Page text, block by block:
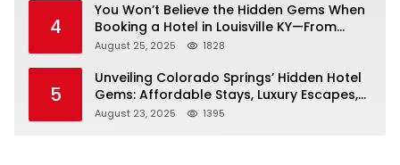
4
You Won’t Believe the Hidden Gems When
Booking a Hotel in Louisville KY—From
Cheap to Luxe!
August 25, 2025 1828
5
Unveiling Colorado Springs’ Hidden Hotel
Gems: Affordable Stays, Luxury Escapes,
and Everything In Between!
August 23, 2025 1395